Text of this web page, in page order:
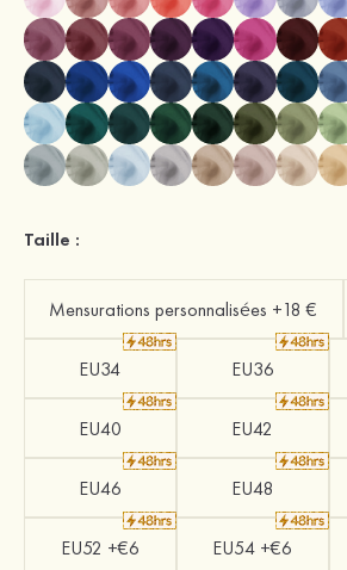
Taille :
Mensurations personnalisées +18 €
EU34 EU36
EU40 EU42
EU46 EU48
EU52 +€6 EU54 +€6